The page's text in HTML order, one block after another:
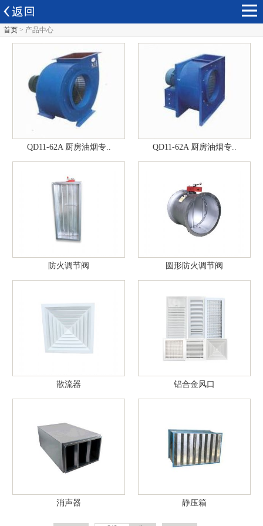
首页 > 产品中心
QD11-62A 厨房油烟专.. QD11-62A 厨房油烟专..
防火调节阀 圆形防火调节阀
散流器 铝合金风口
消声器 静压箱